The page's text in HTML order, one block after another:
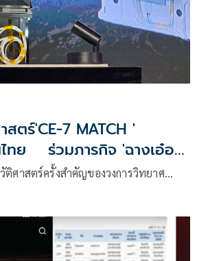
สตร์'CE-7 MATCH '
งเอ๋อ '
ติศาสตร์ครั้งสำคัญของวงการวิทยาศ…